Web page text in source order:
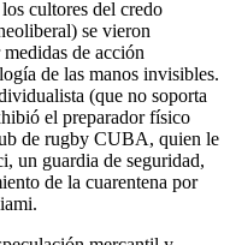
cultores del credo
se vieron
de acción
de las manos invisibles.
(que no soporta
el preparador físico
de rugby CUBA, quien le
un guardia de seguridad,
de la cuarentena por